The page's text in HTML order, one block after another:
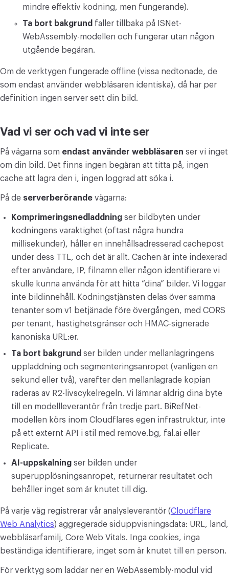
mindre effektiv kodning, men fungerande).
Ta bort bakgrund faller tillbaka på ISNet-
WebAssembly-modellen och fungerar utan någon
utgående begäran.
Om de verktygen fungerade offline (vissa nedtonade, de
som endast använder webbläsaren identiska), då har per
definition ingen server sett din bild.
Vad vi ser och vad vi inte ser
På vägarna som endast använder webbläsaren ser vi inget
om din bild. Det finns ingen begäran att titta på, ingen
cache att lagra den i, ingen loggrad att söka i.
På de serverberörande vägarna:
Komprimeringsnedladdning ser bildbyten under
kodningens varaktighet (oftast några hundra
millisekunder), håller en innehållsadresserad cachepost
under dess TTL, och det är allt. Cachen är inte indexerad
efter användare, IP, filnamn eller någon identifierare vi
skulle kunna använda för att hitta “dina” bilder. Vi loggar
inte bildinnehåll. Kodningstjänsten delas över samma
tenanter som v1 betjänade före övergången, med CORS
per tenant, hastighetsgränser och HMAC-signerade
kanoniska URL:er.
Ta bort bakgrund ser bilden under mellanlagringens
uppladdning och segmenteringsanropet (vanligen en
sekund eller två), varefter den mellanlagrade kopian
raderas av R2-livscykelregeln. Vi lämnar aldrig dina byte
till en modellleverantör från tredje part. BiRefNet-
modellen körs inom Cloudflares egen infrastruktur, inte
på ett externt API i stil med remove.bg, fal.ai eller
Replicate.
AI-uppskalning ser bilden under
superupplösningsanropet, returnerar resultatet och
behåller inget som är knutet till dig.
På varje väg registrerar vår analysleverantör (Cloudflare
Web Analytics) aggregerade siduppvisningsdata: URL, land,
webbläsarfamilj, Core Web Vitals. Inga cookies, inga
beständiga identifierare, inget som är knutet till en person.
För verktyg som laddar ner en WebAssembly-modul vid